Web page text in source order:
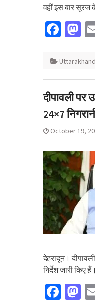
वहीं इस बार सूरज
Uttarakhand
दीपावली पर
24×7
October 19,
देहरादून।
निर्देश जारी किए